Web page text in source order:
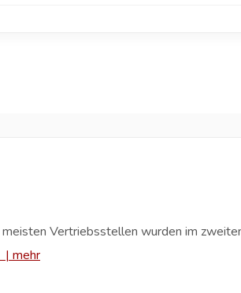
Vertriebsstellen wurden im
|mehr